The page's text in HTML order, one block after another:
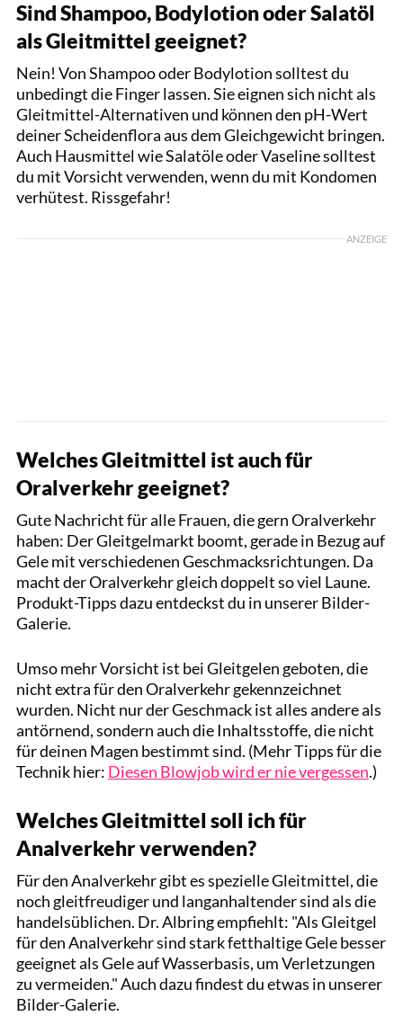
Sind Shampoo, Bodylotion oder Salatöl
als Gleitmittel geeignet?
Nein! Von Shampoo oder Bodylotion solltest du
unbedingt die Finger lassen. Sie eignen sich nicht als
Gleitmittel-Alternativen und können den pH-Wert
deiner Scheidenflora aus dem Gleichgewicht bringen.
Auch Hausmittel wie Salatöle oder Vaseline solltest
du mit Vorsicht verwenden, wenn du mit Kondomen
verhütest. Rissgefahr!
ANZEIGE
Welches Gleitmittel ist auch für
Oralverkehr geeignet?
Gute Nachricht für alle Frauen, die gern Oralverkehr
haben: Der Gleitgelmarkt boomt, gerade in Bezug auf
Gele mit verschiedenen Geschmacksrichtungen. Da
macht der Oralverkehr gleich doppelt so viel Laune.
Produkt-Tipps dazu entdeckst du in unserer Bilder-
Galerie.
Umso mehr Vorsicht ist bei Gleitgelen geboten, die
nicht extra für den Oralverkehr gekennzeichnet
wurden. Nicht nur der Geschmack ist alles andere als
antörnend, sondern auch die Inhaltsstoffe, die nicht
für deinen Magen bestimmt sind. (Mehr Tipps für die
Technik hier: Diesen Blowjob wird er nie vergessen.)
Welches Gleitmittel soll ich für
Analverkehr verwenden?
Für den Analverkehr gibt es spezielle Gleitmittel, die
noch gleitfreudiger und langanhaltender sind als die
handelsüblichen. Dr. Albring empfiehlt: "Als Gleitgel
für den Analverkehr sind stark fetthaltige Gele besser
geeignet als Gele auf Wasserbasis, um Verletzungen
zu vermeiden." Auch dazu findest du etwas in unserer
Bilder-Galerie.